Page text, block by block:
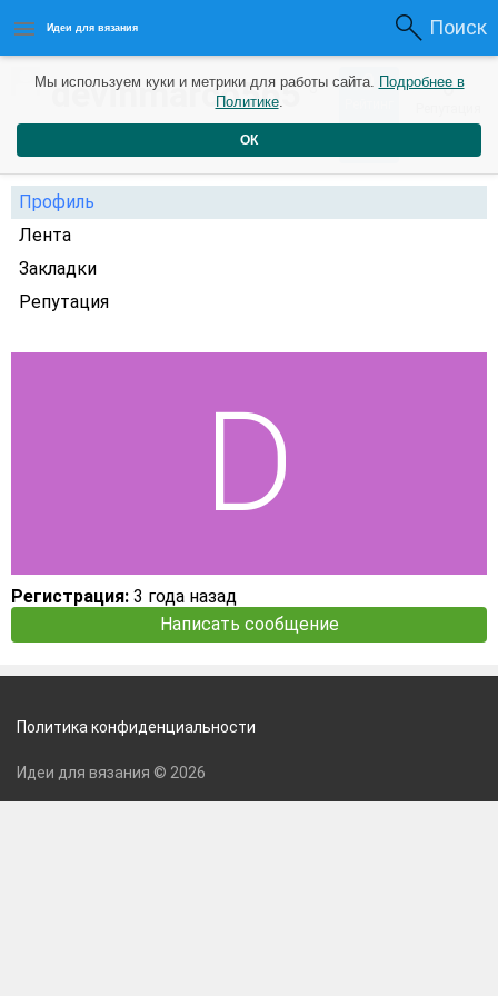
Идеи для вязания Поиск
devinmarco5653 0 0
Профиль
Лента
Закладки
Репутация
Регистрация: 3 года назад
Написать сообщение
Мы используем куки и метрики для работы сайта. Подробнее в
Политике.
ОК
Политика конфиденциальности
Идеи для вязания © 2026